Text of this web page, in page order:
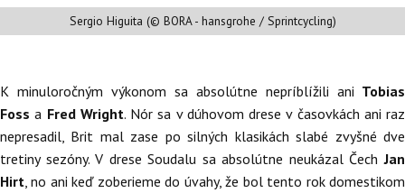
Sergio Higuita (© BORA - hansgrohe / Sprintcycling)
K minuloročným výkonom sa absolútne nepríblížili ani Tobias
Foss a Fred Wright. Nór sa v dúhovom drese v časovkách ani raz
nepresadil, Brit mal zase po silných klasikách slabé zvyšné dve
tretiny sezóny. V drese Soudalu sa absolútne neukázal Čech Jan
Hirt , no ani keď zoberieme do úvahy, že bol tento rok domestikom